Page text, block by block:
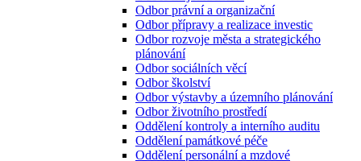
Odbor právní a organizační
Odbor přípravy a realizace investic
Odbor rozvoje města a strategického
plánování
Odbor sociálních věcí
Odbor školství
Odbor výstavby a územního plánování
Odbor životního prostředí
Oddělení kontroly a interního auditu
Oddělení památkové péče
Oddělení personální a mzdové